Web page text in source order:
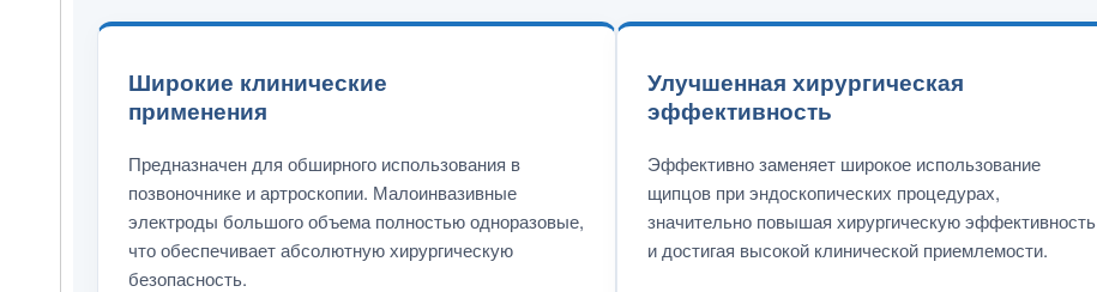
Широкие клинические
применения
Предназначен для обширного использования в
позвоночнике и артроскопии. Малоинвазивные
электроды большого объема полностью одноразовые,
что обеспечивает абсолютную хирургическую
безопасность.
Улучшенная хирургическая
эффективность
Эффективно заменяет широкое использование
щипцов при эндоскопических процедурах,
значительно повышая хирургическую эффективность
и достигая высокой клинической приемлемости.